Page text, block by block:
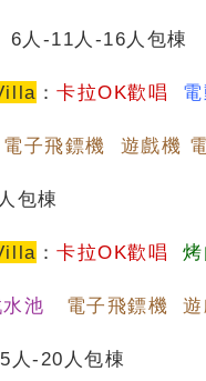
人-11人-16人包棟
：卡拉OK歡唱
電子飛鏢機 遊戲機
包棟
：卡拉OK歡唱 烤
池 電子飛鏢機
人-20人包棟